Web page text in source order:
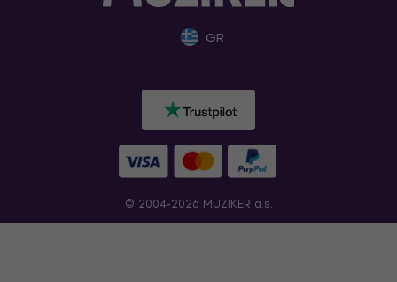
GR
© 2004-2026 MUZIKER a.s.